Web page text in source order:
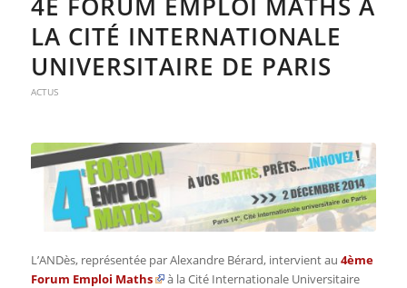
LA CITÉ INTERNATIONALE
UNIVERSITAIRE DE PARIS
ACTUS
L’ANDès, représentée par Alexandre Bérard, intervient au 4ème
Forum Emploi Maths
à la Cité Internationale Universitaire